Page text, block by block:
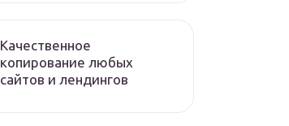
Качественное
копирование любых
сайтов и лендингов